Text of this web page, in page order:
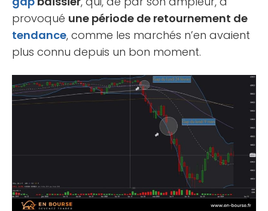
provoqué une période de retournement de
tendance, comme les marchés n’en avaient
plus connu depuis un bon moment.